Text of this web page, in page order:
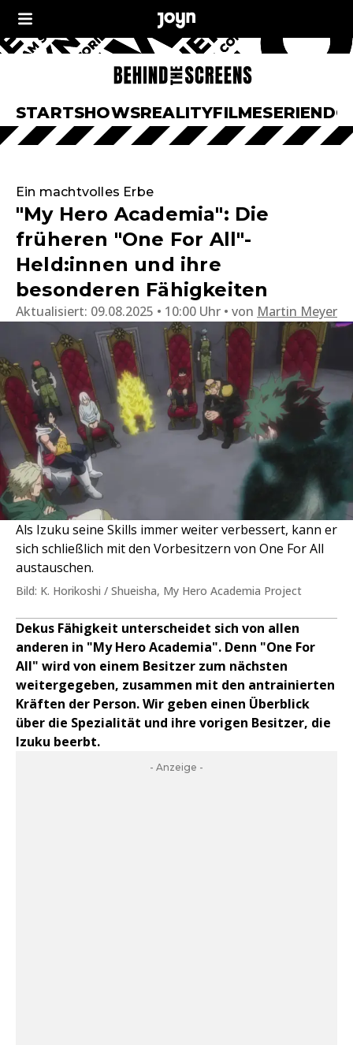
STARTSHOWSREALITYFILMESERIEN
Ein machtvolles Erbe
"My Hero Academia": Die
früheren "One For All"-
Held:innen und ihre
besonderen Fähigkeiten
Aktualisiert: 09.08.2025 • 10:00 Uhr von Martin Meyer
Als Izuku seine Skills immer weiter verbessert, kann er
sich schließlich mit den Vorbesitzern von One For All
austauschen.
Bild: K. Horikoshi / Shueisha, My Hero Academia Project
Dekus Fähigkeit unterscheidet sich von allen
anderen in "My Hero Academia". Denn "One For
All" wird von einem Besitzer zum nächsten
weitergegeben, zusammen mit den antrainierten
Kräften der Person. Wir geben einen Überblick
über die Spezialität und ihre vorigen Besitzer, die
Izuku beerbt.
- Anzeige -